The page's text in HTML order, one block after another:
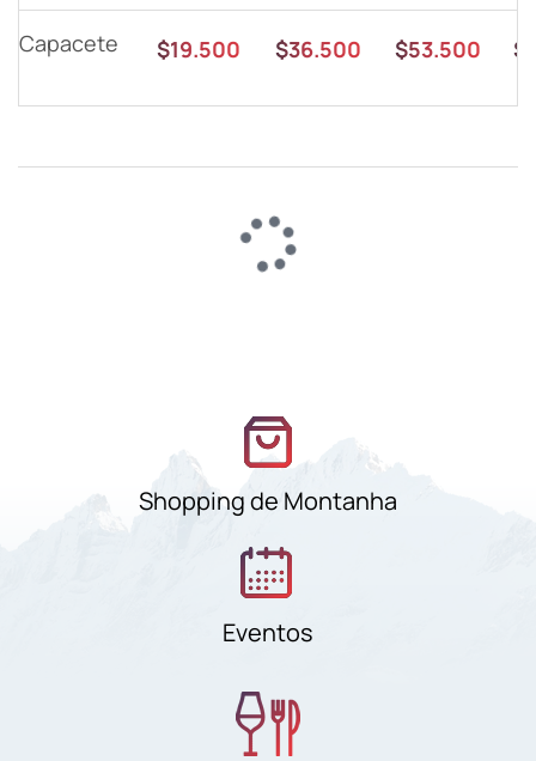
Capacete $19.500 $36.500 $53.500
Shopping de Montanha
Eventos